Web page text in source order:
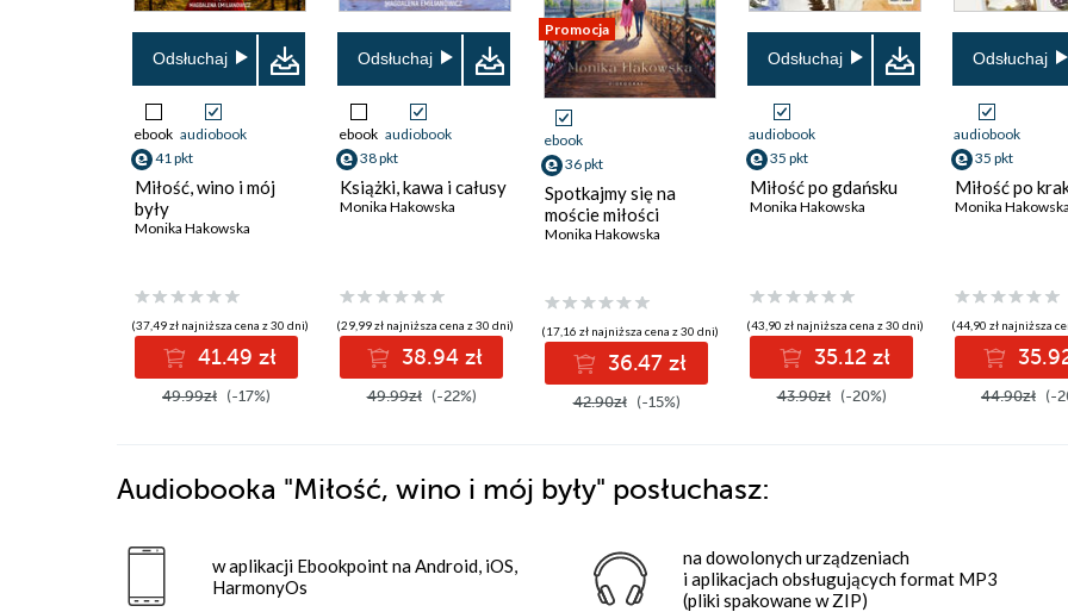
Odsłuchaj
ebook audiobook
41 pkt
Miłość, wino i mój
były
Monika Hakowska
(37,49 zł najniższa cena z 30 dni)
41.49 zł
49.99zł (-17%)
Odsłuchaj
ebook audiobook
38 pkt
Książki, kawa i całusy
Monika Hakowska
(29,99 zł najniższa cena z 30 dni)
38.94 zł
49.99zł (-22%)
Promocja
ebook
36 pkt
Spotkajmy się na
moście miłości
Monika Hakowska
(17,16 zł najniższa cena z 30 dni)
36.47 zł
42.90zł (-15%)
Odsłuchaj
audiobook
35 pkt
Miłość po gdańsku
Monika Hakowska
(43,90 zł najniższa cena z 30 dni)
35.12 zł
43.90zł (-20%)
Odsłuchaj
audiobook
35 pkt
Miłość po
Monika Hakowska
(44,90 zł najniższa
44.90zł (-
Audiobooka "Miłość, wino i mój były" posłuchasz:
w aplikacji Ebookpoint na Android, iOS,
HarmonyOs
na dowolonych urządzeniach
i aplikacjach obsługujących format MP3
(pliki spakowane w ZIP)